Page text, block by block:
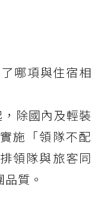
哪項與住宿相
除國內及輕裝
施「領隊不配
領隊與旅客同
質。